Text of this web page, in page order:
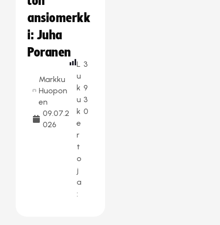
ansiomerkk
i: Juha
Poranen
Markku
Huopon
en
09.07.2
026
L
u
k
u
k
e
r
t
o
j
a
:
3
9
3
0